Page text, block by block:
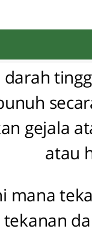
darah
gejala
atau
mana
tekanan